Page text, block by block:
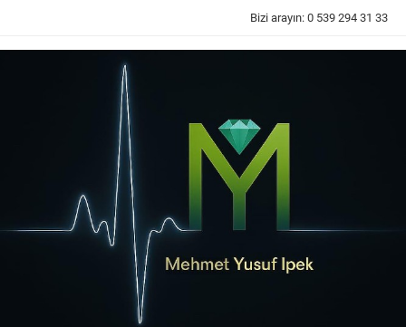
Bizi arayın: 0 539 294 31 33